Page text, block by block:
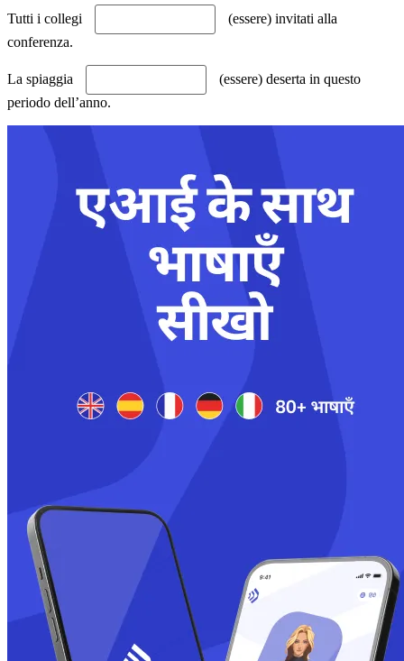
Tutti i collegi
(essere) invitati alla
conferenza.
La spiaggia
(essere) deserta in questo
periodo dell’anno.